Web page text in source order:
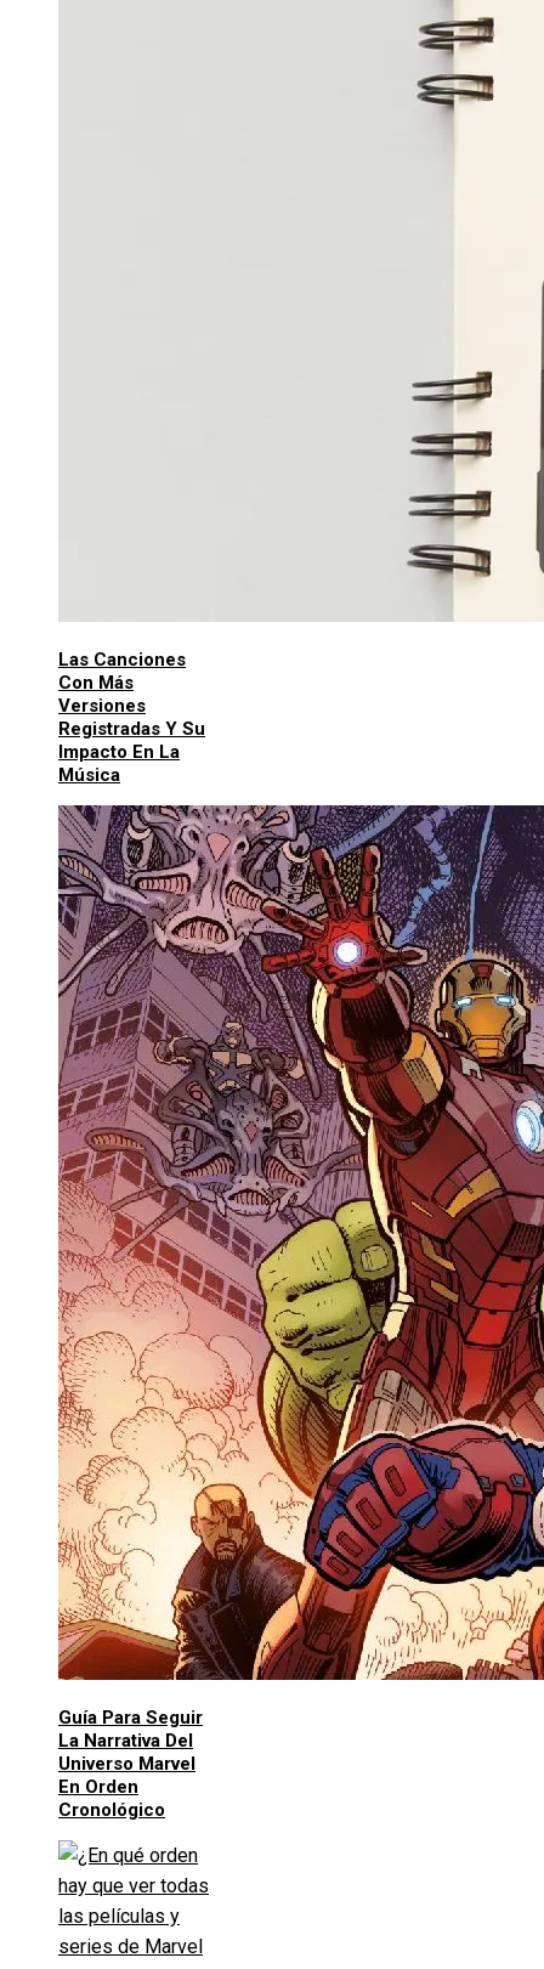
Las Canciones
Con Más
Versiones
Registradas Y Su
Impacto En La
Música
Guía Para Seguir
La Narrativa Del
Universo Marvel
En Orden
Cronológico